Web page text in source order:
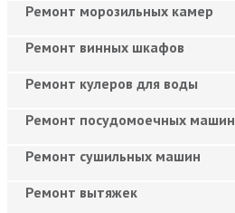
Ремонт морозильных камер
Ремонт винных шкафов
Ремонт кулеров для воды
Ремонт посудомоечных машин
Ремонт сушильных машин
Ремонт вытяжек